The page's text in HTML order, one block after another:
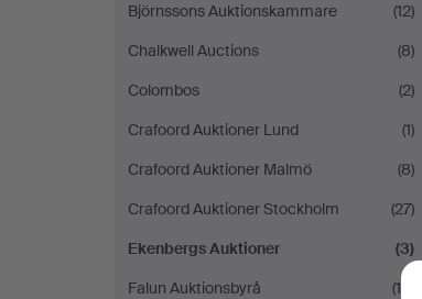
Björnssons Auktionskammare
(12)
Chalkwell Auctions
(8)
Colombos
(2)
Crafoord Auktioner Lund
(1)
Crafoord Auktioner Malmö
(8)
Crafoord Auktioner Stockholm
(27)
Ekenbergs Auktioner
(3)
Falun Auktionsbyrå
(14)